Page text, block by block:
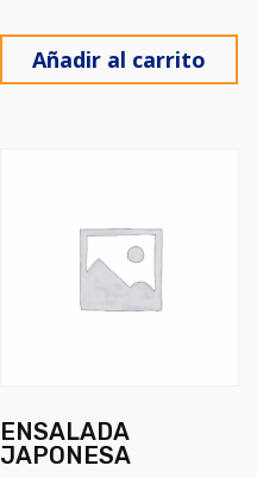
Añadir al carrito
ENSALADA
JAPONESA